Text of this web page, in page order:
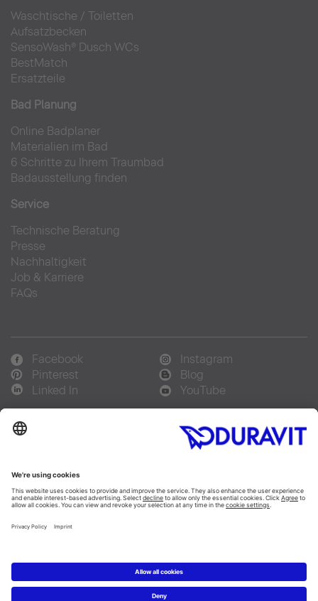
Waschtische / Toiletten
Aufsatzbecken
SensoWash® Dusch WCs
BestMatch
Ersatzteile
Bad Planung
Online Badplaner
Materialien im Bad
6 Schritte zu Ihrem Traumbad
Badausstellung finden
Service
Technische Beratung
Presse
Nachhaltigkeit
Job & Karriere
FAQs
Facebook
Instagram
Pinterest
Blog
Linked In
YouTube
Français
Italiano
Copyright © 2026 Duravit AG
Impressum|Hinweisgebersystem|
|Datenschutzerklärung